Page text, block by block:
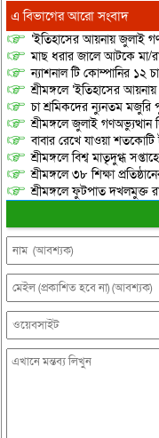
এ বিভাগের আরো সংবাদ
‘ইতিহাসের আয়নায় জুলাই
মাছ ধরার জালে আটকে
ন্যাশনাল টি কোম্পানির ১২
শ্রীমঙ্গলে ‘ইতিহাসের
চা শ্রমিকদের ন্যুনতম মজুরি
শ্রীমঙ্গলে জুলাই গণঅভ্যুত্থান
বাবার রেখে যাওয়া
শ্রীমঙ্গলে বিশ্ব মাতৃদুগ্ধ
শ্রীমঙ্গলে ৩৮ শিক্ষা
শ্রীমঙ্গলে ফুটপাত দখলমুক্ত